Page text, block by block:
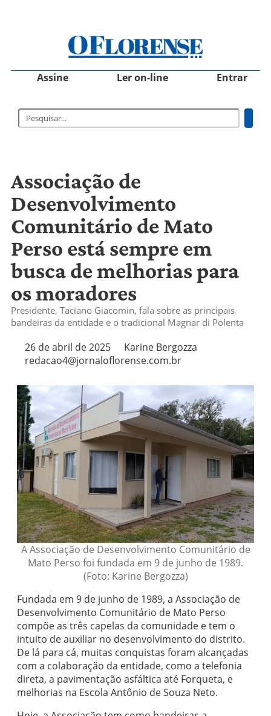
Assine Ler on-line Entrar
Associação de
Desenvolvimento
Comunitário de Mato
Perso está sempre em
busca de melhorias para
os moradores
Presidente, Taciano Giacomin, fala sobre as principais
bandeiras da entidade e o tradicional Magnar di Polenta
26 de abril de 2025
Karine Bergozza
redacao4@jornaloflorense.com.br
A Associação de Desenvolvimento Comunitário de
Mato Perso foi fundada em 9 de junho de 1989.
(Foto: Karine Bergozza)
Fundada em 9 de junho de 1989, a Associação de
Desenvolvimento Comunitário de Mato Perso
compõe as três capelas da comunidade e tem o
intuito de auxiliar no desenvolvimento do distrito.
De lá para cá, muitas conquistas foram alcançadas
com a colaboração da entidade, como a telefonia
direta, a pavimentação asfáltica até Forqueta, e
melhorias na Escola Antônio de Souza Neto.